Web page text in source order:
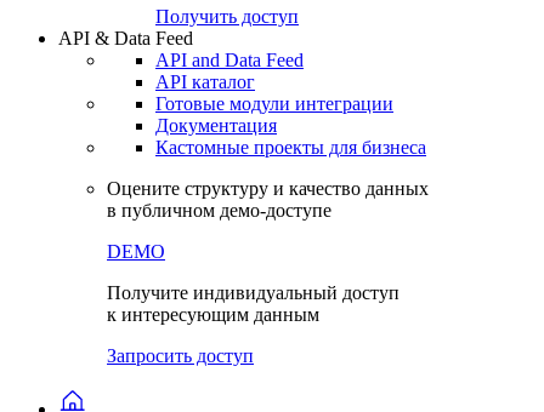
Попробуйте7-дневный
Откройте глобальную базу данных
Получить доступ
API & Data Feed
API and Data Feed
Готовые модули интеграции
Документация
в публичном демо-доступе